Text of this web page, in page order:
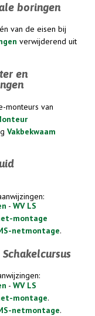
boringen
van de eisen bij
verwijderend uit
en
monteurs van
Vakbekwaam
- WV LS
montage
netmontage.
Schakelcursus
- WV LS
montage.
netmontage.